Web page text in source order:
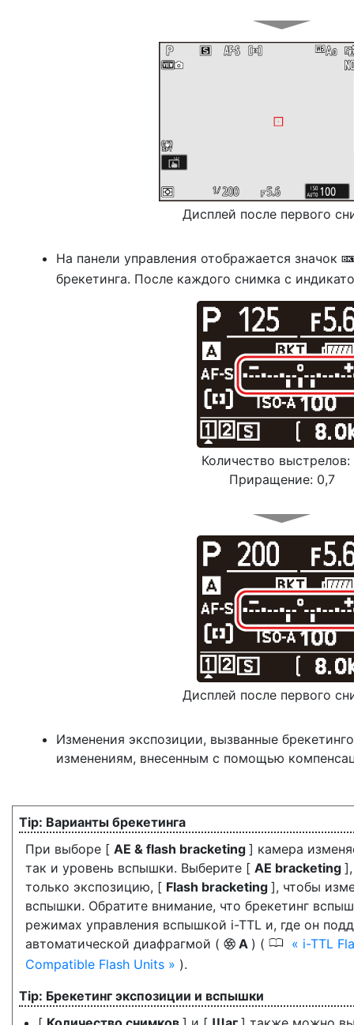
Дисплей после первого
На панели управления отображается значок
брекетинга. После каждого снимка с
Количество выстрелов:
Приращение: 0,7
Дисплей после первого
Изменения экспозиции, вызванные
изменениям, внесенным с помощью
Варианты брекетинга
При выборе [ AE & flash bracketing ] камера
так и уровень вспышки. Выберите [ AE bracketing
только экспозицию, [ Flash bracketing ], чтобы
вспышки. Обратите внимание, что брекетинг
режимах управления вспышкой i-TTL и, где он
автоматической диафрагмой ( q A ) ( 0
i-TTL
Compatible Flash Units
).
Брекетинг экспозиции и вспышки